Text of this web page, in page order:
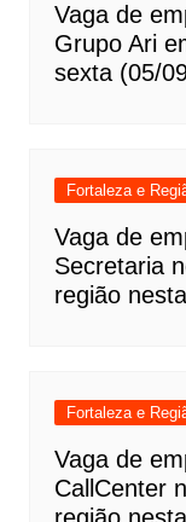
Vaga de
Grupo Ari
sexta (05/
Fortaleza e
Vaga de
Secretaria
região
Fortaleza e
Vaga de
CallCenter